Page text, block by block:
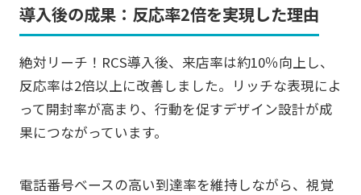
導入後の成果：反応率2倍を実現した理由
絶対リーチ！RCS導入後、来店率は約10％向上し、
反応率は2倍以上に改善しました。リッチな表現によ
って開封率が高まり、行動を促すデザイン設計が成
果につながっています。
電話番号ベースの高い到達率を維持しながら、視覚